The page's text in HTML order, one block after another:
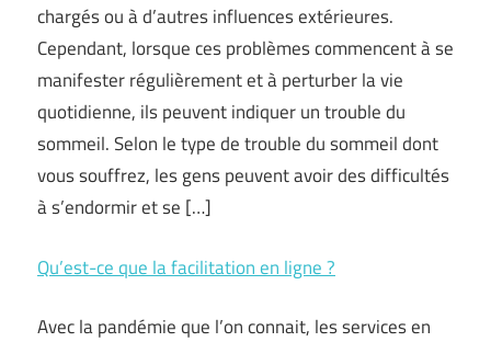
chargés ou à d’autres influences extérieures.
Cependant, lorsque ces problèmes commencent à se
manifester régulièrement et à perturber la vie
quotidienne, ils peuvent indiquer un trouble du
sommeil. Selon le type de trouble du sommeil dont
vous souffrez, les gens peuvent avoir des difficultés
à s’endormir et se […]
Qu’est-ce que la facilitation en ligne ?
Avec la pandémie que l’on connait, les services en